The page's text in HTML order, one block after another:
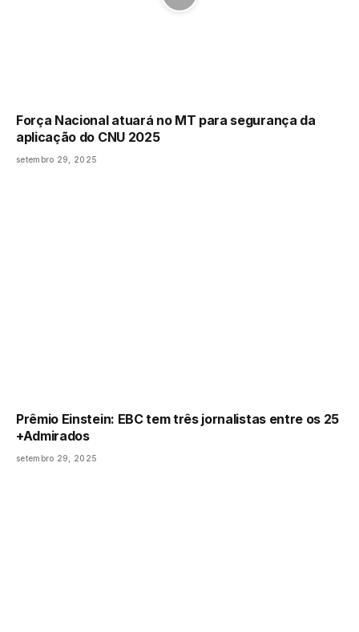
Força Nacional atuará no MT para segurança da
aplicação do CNU 2025
setembro 29, 2025
Prêmio Einstein: EBC tem três jornalistas entre os 25
+Admirados
setembro 29, 2025